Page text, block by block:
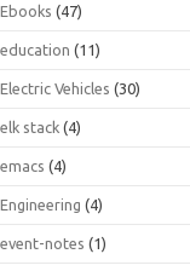
Ebooks (47)
education (11)
Electric Vehicles (30)
elk stack (4)
emacs (4)
Engineering (4)
event-notes (1)